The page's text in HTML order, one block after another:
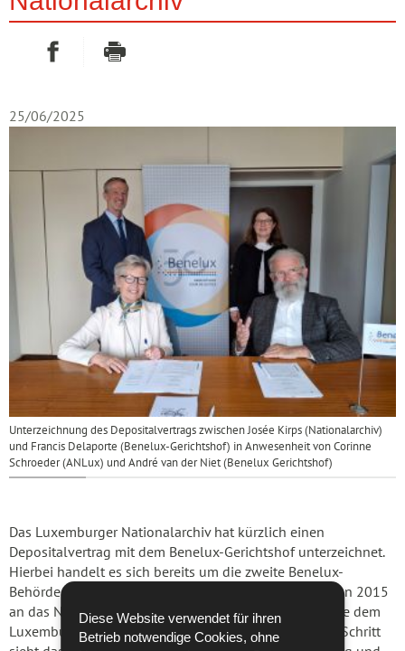
Diese Website verwendet für ihren
Betrieb notwendige Cookies, ohne
Auf Facebook teilen
25/06/2025
Unterzeichnung des Depositalvertrags zwischen Josée Kirps (Nationalarchiv)
und Francis Delaporte (Benelux-Gerichtshof) in Anwesenheit von Corinne
Schroeder (ANLux) und André van der Niet (Benelux Gerichtshof)
Das Luxemburger Nationalarchiv hat kürzlich einen
Depositalvertrag mit dem Benelux-Gerichtshof unterzeichnet.
Hierbei handelt es sich bereits um die zweite Benelux-
Behörde – das Generalsekretariat hat ihre Archive schon 2015
an das Nationalarchiv transferiert – die ihre Dokumente dem
Luxemburger Nationalarchiv anvertraut. Durch diesen Schritt